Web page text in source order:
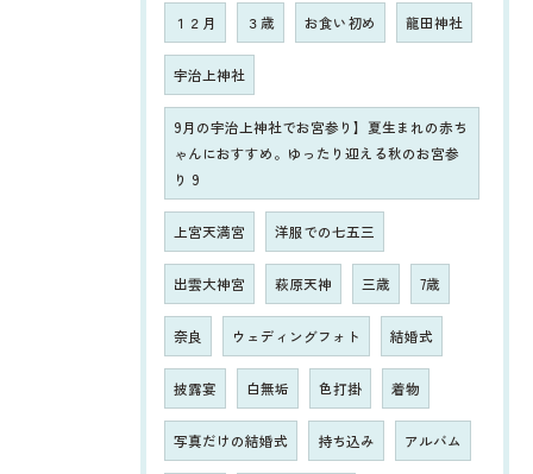
１２月 ３歳 お食い初め 龍田神社
宇治上神社
9月の宇治上神社でお宮参り】夏生まれの赤ち
ゃんにおすすめ。ゆったり迎える秋のお宮参
り 9
上宮天満宮 洋服での七五三
出雲大神宮 萩原天神 三歳 7歳
奈良 ウェディングフォト 結婚式
披露宴 白無垢 色打掛 着物
写真だけの結婚式 持ち込み アルバム